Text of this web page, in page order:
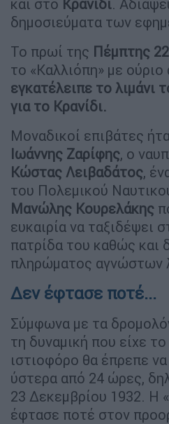
και στο Κρανίδι.
δημοσιεύματα των
Το πρωί της Πέμπτης
το «Καλλιόπη» με
εγκατέλειπε το λιμάνι
για το Κρανίδι.
Μοναδικοί επιβάτες
Ιωάννης Ζαρίφης, ο
Κώστας Λειβαδάτος,
του Πολεμικού
Μανώλης Κουρελάκης
ευκαιρία να ταξιδέψει
πατρίδα του καθώς και
πληρώματος αγνώστων
Δεν έφτασε ποτέ...
Σύμφωνα με τα
τη δυναμική που είχε
ιστιοφόρο θα έπρεπε
ύστερα από 24 ώρες,
23 Δεκεμβρίου 1932. Η
έφτασε ποτέ στον